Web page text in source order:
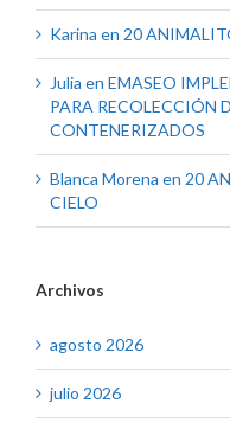
Karina en 20
Julia en EMASEO
PARA RECOLECCIÓN
CONTENERIZADOS
Blanca Morena en 20
CIELO
Archivos
agosto 2026
julio 2026